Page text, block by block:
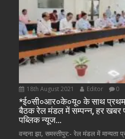
18th August 2021 Editor 0
*ई०सी०आर०के०यू० के साथ प्रथम
बैठक रेल मंडल में सम्पन्न, हर खबर
पब्लिक न्यूज…
वन्दना झा, समस्तीपुर:- रेल मंडल में मान्यता